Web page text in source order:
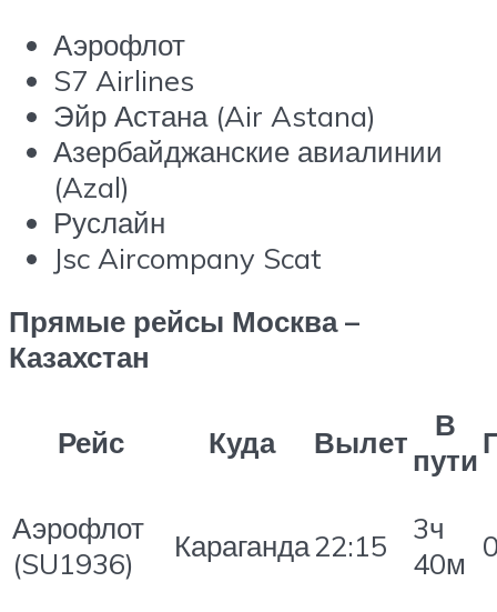
Аэрофлот
S7 Airlines
Эйр Астана (Air Astana)
Азербайджанские авиалинии
(Azal)
Руслайн
Jsc Aircompany Scat
Прямые рейсы Москва –
Казахстан
Рейс Куда Вылет
В
пути
Аэрофлот
(SU1936)
Караганда22:15
3ч
40м